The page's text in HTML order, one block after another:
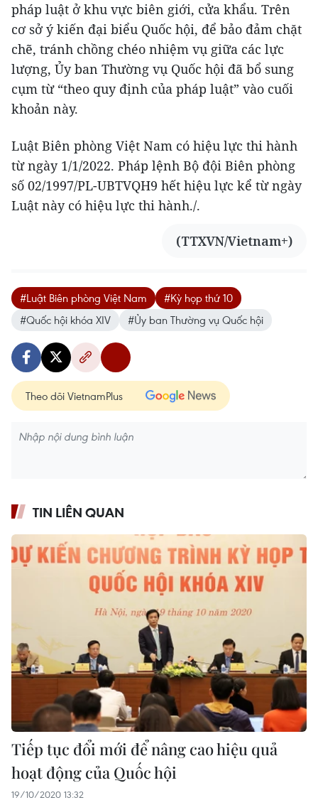
pháp luật ở khu vực biên giới, cửa khẩu. Trên
cơ sở ý kiến đại biểu Quốc hội, để bảo đảm chặt
chẽ, tránh chồng chéo nhiệm vụ giữa các lực
lượng, Ủy ban Thường vụ Quốc hội đã bổ sung
cụm từ “theo quy định của pháp luật” vào cuối
khoản này.
Luật Biên phòng Việt Nam có hiệu lực thi hành
từ ngày 1/1/2022. Pháp lệnh Bộ đội Biên phòng
số 02/1997/PL-UBTVQH9 hết hiệu lực kể từ ngày
Luật này có hiệu lực thi hành./.
(TTXVN/Vietnam+)
#Luật Biên phòng Việt Nam
#Kỳ họp thứ 10
#Quốc hội khóa XIV
#Ủy ban Thường vụ Quốc hội
Theo dõi VietnamPlus
TIN LIÊN QUAN
Tiếp tục đổi mới để nâng cao hiệu quả
hoạt động của Quốc hội
19/10/2020 13:32